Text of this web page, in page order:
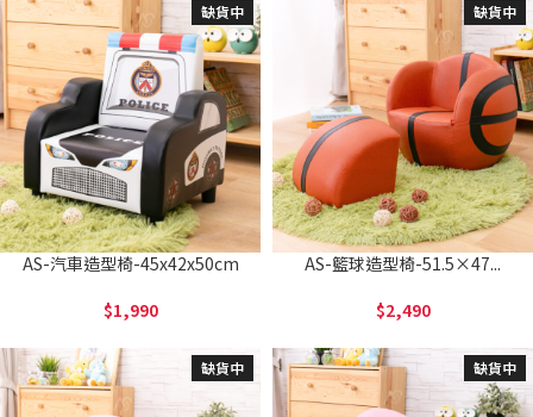
缺貨中
AS-汽車造型椅-45x42x50cm
1,990
缺貨中
AS-籃球造型椅-51.5×47...
2,490
缺貨中 缺貨中